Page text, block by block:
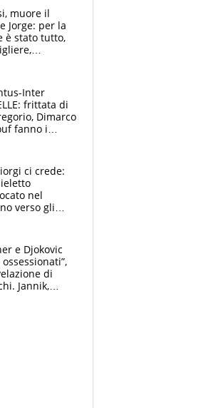
la Roubaix
muore il
Jorge: per la
è stato tutto,
Inter
frittata di
Dimarco
fanno i
Kolo fa
ci crede:
nel
verso gli
e Djokovic
di
Jannik,